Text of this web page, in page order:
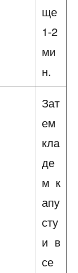
ще
1-2
ми
н.
Зат
ем
кла
де
м к
апу
сту
и в
се